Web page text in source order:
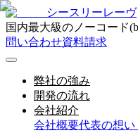
シースリーレーヴ
国内最大級のノーコード
問い合わせ資料請求
弊社の強み
開発の流れ
会社紹介
会社概要代表の想い